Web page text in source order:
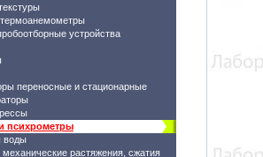
устройства
переносные и стационарные
психрометры
воды
растяжения, сжатия